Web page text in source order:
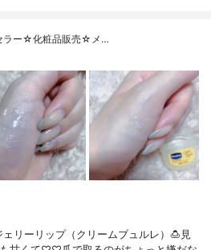
ラー☆化粧品販売☆メ…
リーリップ（クリームブュルレ）🍮⁡見